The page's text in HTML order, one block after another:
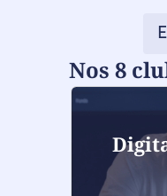
Nos 8